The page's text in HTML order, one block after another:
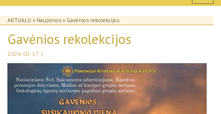
AKTUALU » Naujienos » Gavėnios rekolekcijos
Gavėnios rekolekcijos
2026-02-17 |